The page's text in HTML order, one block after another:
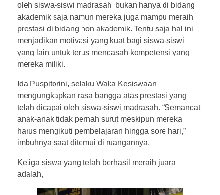
oleh siswa-siswi madrasah bukan hanya di bidang
akademik saja namun mereka juga mampu meraih
prestasi di bidang non akademik. Tentu saja hal ini
menjadikan motivasi yang kuat bagi siswa-siswi
yang lain untuk terus mengasah kompetensi yang
mereka miliki.
Ida Puspitorini, selaku Waka Kesiswaan
mengungkapkan rasa bangga atas prestasi yang
telah dicapai oleh siswa-siswi madrasah. “Semangat
anak-anak tidak pernah surut meskipun mereka
harus mengikuti pembelajaran hingga sore hari,”
imbuhnya saat ditemui di ruangannya.
Ketiga siswa yang telah berhasil meraih juara
adalah,